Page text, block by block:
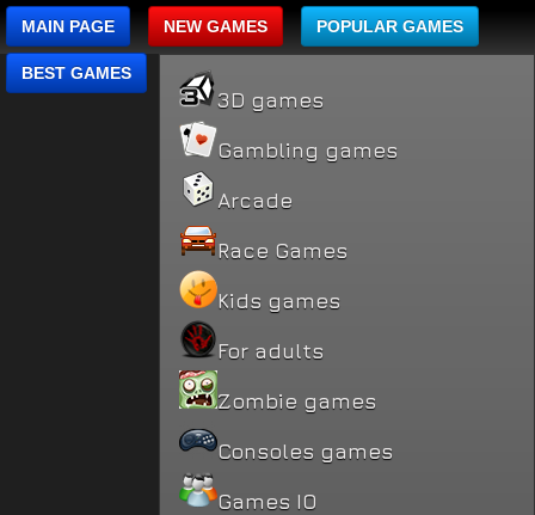
MAIN PAGE NEW GAMES POPULAR GAMES
BEST GAMES
3D games
Gambling games
Arcade
Race Games
Kids games
For adults
Zombie games
Consoles games
Games IO